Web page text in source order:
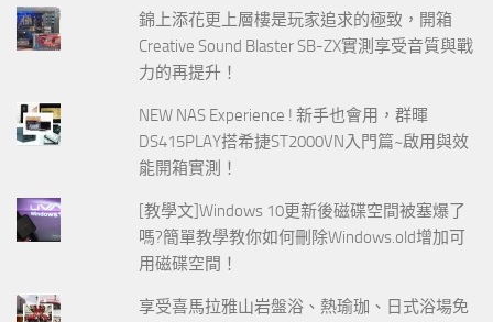
錦上添花更上層樓是玩家追求的極致，開箱
Creative Sound Blaster SB-ZX實測享受音質與戰
力的再提升！
NEW NAS Experience ! 新手也會用，群暉
DS415PLAY搭希捷ST2000VN入門篇~啟用與效
能開箱實測！
[教學文]Windows 10更新後磁碟空間被塞爆了
嗎?簡單教學教你如何刪除Windows.old增加可
用磁碟空間！
享受喜馬拉雅山岩盤浴、熱瑜珈、日式浴場免